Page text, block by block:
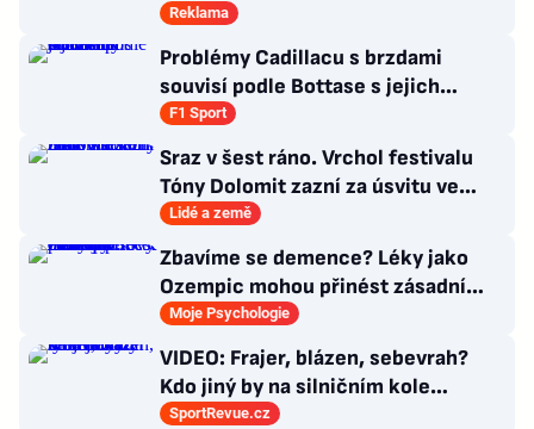
Reklama
Problémy Cadillacu s brzdami
souvisí podle Bottase s jejich
chlazením
F1 Sport
Sraz v šest ráno. Vrchol festivalu
Tóny Dolomit zazní za úsvitu ve
3000 metrech
Lidé a země
Zbavíme se demence? Léky jako
Ozempic mohou přinést zásadní
průlom v léčbě Alzheimerovy
Moje Psychologie
VIDEO: Frajer, blázen, sebevrah?
Kdo jiný by na silničním kole
dokázal tyhle triky?
SportRevue.cz